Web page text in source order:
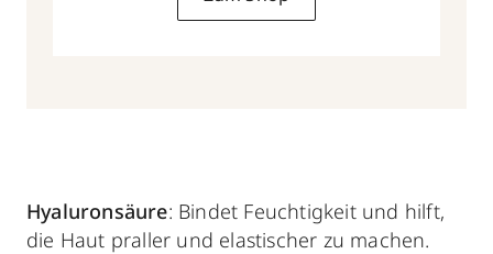
Hyaluronsäure: Bindet Feuchtigkeit und hilft,
die Haut praller und elastischer zu machen.